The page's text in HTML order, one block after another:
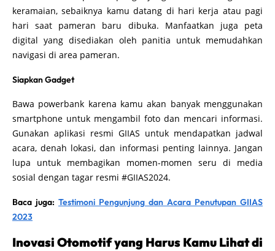
keramaian, sebaiknya kamu datang di hari kerja atau pagi
hari saat pameran baru dibuka. Manfaatkan juga peta
digital yang disediakan oleh panitia untuk memudahkan
navigasi di area pameran.
Siapkan Gadget
Bawa powerbank karena kamu akan banyak menggunakan
smartphone untuk mengambil foto dan mencari informasi.
Gunakan aplikasi resmi GIIAS untuk mendapatkan jadwal
acara, denah lokasi, dan informasi penting lainnya. Jangan
lupa untuk membagikan momen-momen seru di media
sosial dengan tagar resmi #GIIAS2024.
Baca juga: Testimoni Pengunjung dan Acara Penutupan GIIAS
2023
Inovasi Otomotif yang Harus Kamu Lihat di